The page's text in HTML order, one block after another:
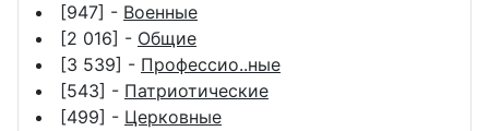
[947] - Военные
[2 016] - Общие
[3 539] - Профессио..ные
[543] - Патриотические
[499] - Церковные